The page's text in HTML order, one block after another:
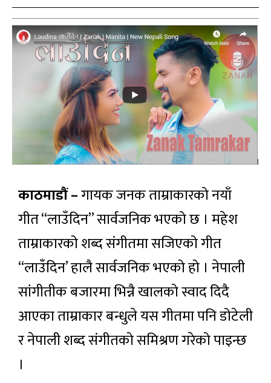
काठमाडौं –गायक जनक ताम्राकारको नयाँ
गीत “लाउँदिन” सार्वजनिक भएको छ । महेश
ताम्राकारको शब्द संगीतमा सजिएको गीत
“लाउँदिन’ हालै सार्वजनिक भएको हो । नेपाली
सांगीतीक बजारमा भिन्नै खालको स्वाद दिदै
आएका ताम्राकार बन्धुले यस गीतमा पनि डोटेली
र नेपाली शब्द संगीतको समिश्रण गरेको पाइन्छ
।